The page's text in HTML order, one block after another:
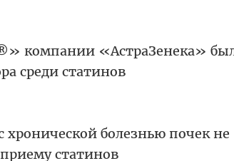
компании «АстраЗенека»
среди статинов
болезнью почек не
статинов